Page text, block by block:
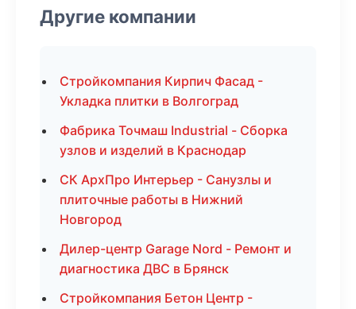
Другие компании
Стройкомпания Кирпич Фасад -
Укладка плитки в Волгоград
Фабрика Точмаш Industrial - Сборка
узлов и изделий в Краснодар
СК АрхПро Интерьер - Санузлы и
плиточные работы в Нижний
Новгород
Дилер-центр Garage Nord - Ремонт и
диагностика ДВС в Брянск
Стройкомпания Бетон Центр -